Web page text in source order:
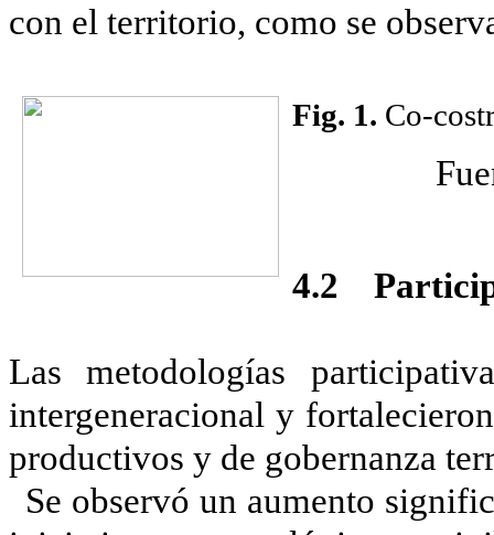
con el territorio, como se
Fig. 1. Co-
4.2
Las metodologías
intergeneracional y
productivos y de gobernanza
Se observó un aumento